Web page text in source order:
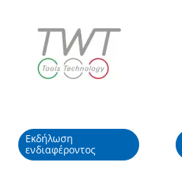
Εκδήλωση
ενδιαφέροντος